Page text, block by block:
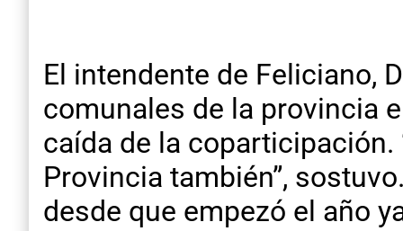
El intendente de Feliciano,
comunales de la provincia
caída de la coparticipación.
Provincia también”,
desde que empezó el año